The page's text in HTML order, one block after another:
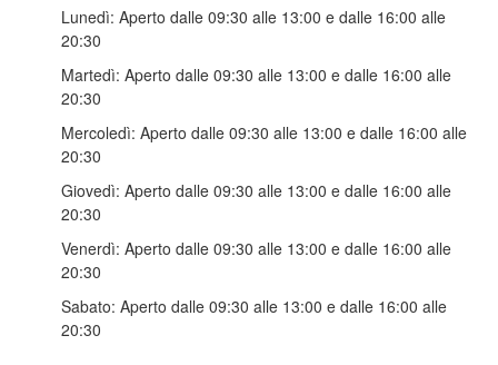
Lunedì: Aperto dalle 09:30 alle 13:00 e dalle 16:00 alle
20:30
Martedì: Aperto dalle 09:30 alle 13:00 e dalle 16:00 alle
20:30
Mercoledì: Aperto dalle 09:30 alle 13:00 e dalle 16:00 alle
20:30
Giovedì: Aperto dalle 09:30 alle 13:00 e dalle 16:00 alle
20:30
Venerdì: Aperto dalle 09:30 alle 13:00 e dalle 16:00 alle
20:30
Sabato: Aperto dalle 09:30 alle 13:00 e dalle 16:00 alle
20:30